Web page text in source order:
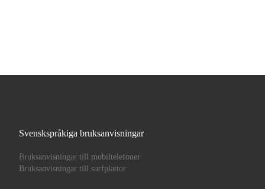
Svenskspråkiga bruksanvisningar
Bruksanvisningar till mobiltelefoner
Bruksanvisningar till surfplattor